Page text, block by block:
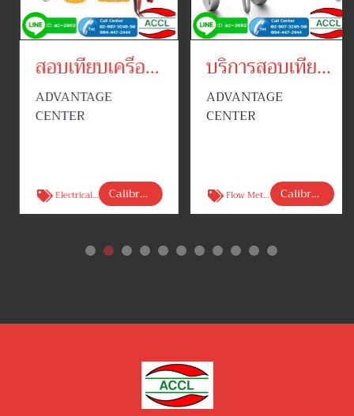
สอบเทียบเครื่องมือวัด
ADVANTAGE
CENTER
Electrical calibration Calibration Services
บริการสอบเทียบเครื่องมือวัดด้านอัตราการไหล
ADVANTAGE
CENTER
Flow Meter calibration Calibration Services